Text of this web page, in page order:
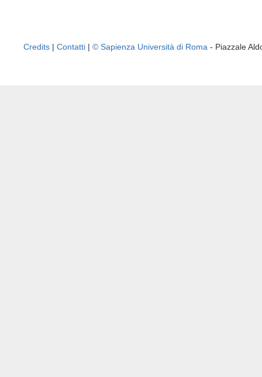
Credits | Contatti | © Sapienza Università di Roma - Piazzale